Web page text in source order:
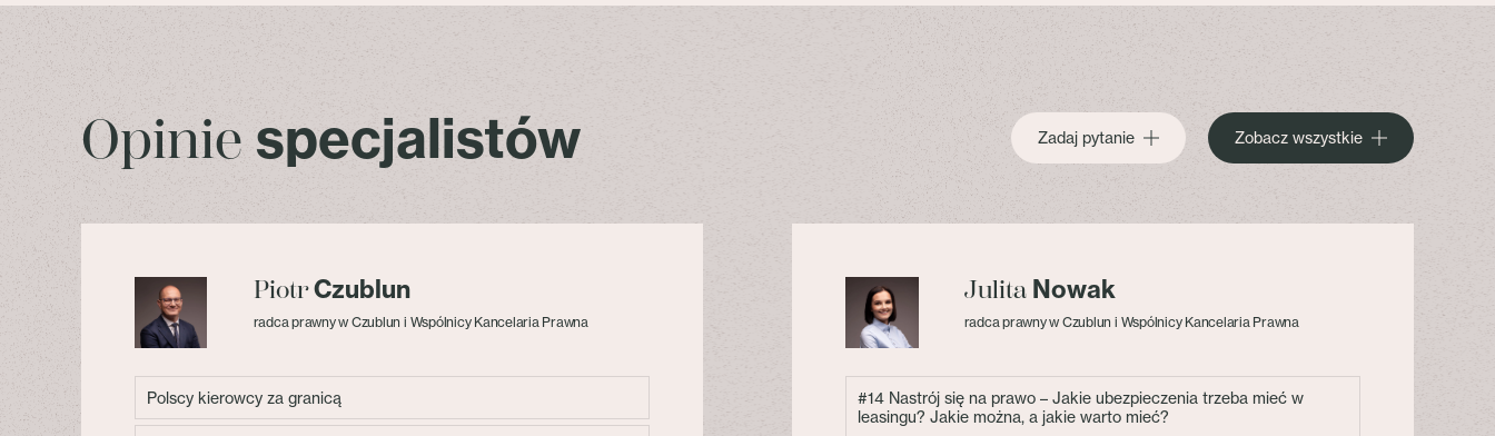
Opinie specjalistów Zadaj pytanie Zobacz wszystkie
PiotrCzublun
radca prawny w Czublun i Wspólnicy Kancelaria Prawna
Polscy kierowcy za granicą
Julita Nowak
radca prawny w Czublun i Wspólnicy Kancelaria Prawna
#14 Nastrój się na prawo – Jakie ubezpieczenia trzeba mieć w
leasingu? Jakie można, a jakie warto mieć?